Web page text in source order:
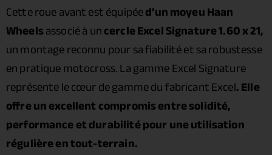
Cette roue avant est équipéed’un moyeu Haan
Wheelsassocié à uncercle Excel Signature 1.60 x 21,
un montage reconnu pour sa fiabilité et sa robustesse
en pratique motocross. La gamme Excel Signature
représente le cœur de gamme du fabricant Excel. Elle
offre un excellent compromis entre solidité,
performance et durabilité pour une utilisation
régulière en tout-terrain.